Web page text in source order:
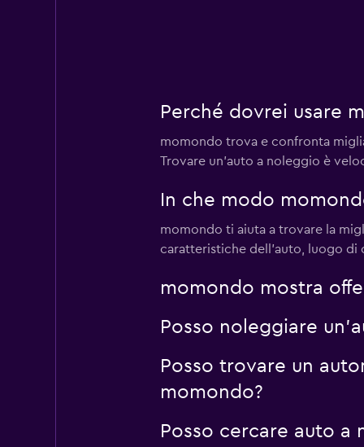
Perché dovrei usare
momondo trova e confronta
Trovare un'auto a noleggio è
In che modo
momondo ti aiuta a trovare la
caratteristiche dell'auto, luogo di
momondo mostra
Posso noleggiare
Posso trovare un
momondo?
Posso cercare auto